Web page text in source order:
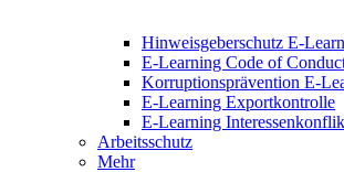
Hinweisgeberschutz E-
E-Learning Code of
Korruptionsprävention E-
E-Learning Exportkontrolle
E-Learning
Arbeitsschutz
Mehr